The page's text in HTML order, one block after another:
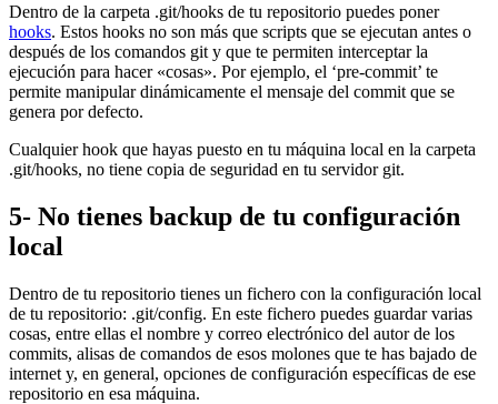
Dentro de la carpeta .git/hooks de tu repositorio puedes poner
hooks. Estos hooks no son más que scripts que se ejecutan antes o
después de los comandos git y que te permiten interceptar la
ejecución para hacer «cosas». Por ejemplo, el ‘pre-commit’ te
permite manipular dinámicamente el mensaje del commit que se
genera por defecto.
Cualquier hook que hayas puesto en tu máquina local en la carpeta
.git/hooks, no tiene copia de seguridad en tu servidor git.
5- No tienes backup de tu configuración
local
Dentro de tu repositorio tienes un fichero con la configuración local
de tu repositorio: .git/config. En este fichero puedes guardar varias
cosas, entre ellas el nombre y correo electrónico del autor de los
commits, alisas de comandos de esos molones que te has bajado de
internet y, en general, opciones de configuración específicas de ese
repositorio en esa máquina.